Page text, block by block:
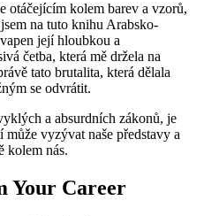
otáčejícím kolem barev a vzorů,
na tuto knihu Arabsko-
její hloubkou a
četba, která mě držela na
tato brutalita, která dělala
se odvrátit.
a absurdních zákonů, je
vyzývat naše představy a
kolem nás.
Your Career